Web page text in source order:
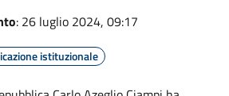
: 26 luglio 2024, 09:17
istituzionale